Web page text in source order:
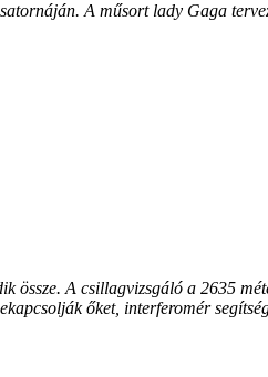
A műsort lady Gaga
össze. A csillagvizsgáló a 2635
őket, interferomér